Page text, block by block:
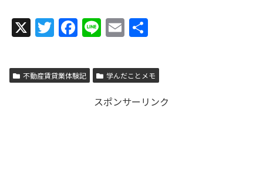
X T
w
itt
er
F
a
c
e
Li
n
e
E
m
ai
l
不動産賃貸業体験記 学んだことメモ
スポンサーリンク